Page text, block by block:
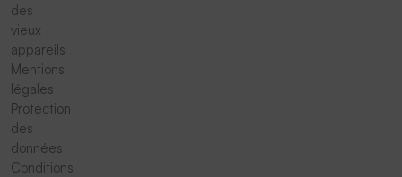
des
vieux
appareils
Mentions
légales
Protection
des
données
Conditions